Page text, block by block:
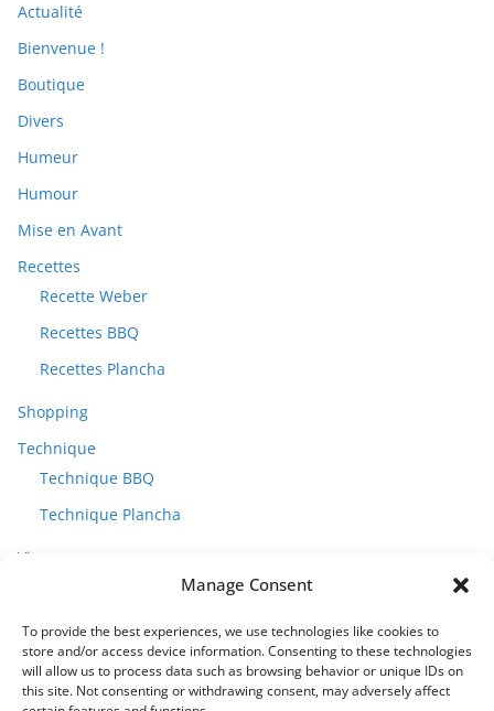
Manage Consent
To provide the best experiences, we use technologies like cookies to
store and/or access device information. Consenting to these technologies
will allow us to process data such as browsing behavior or unique IDs on
this site. Not consenting or withdrawing consent, may adversely affect
Actualité
Bienvenue !
Boutique
Divers
Humeur
Humour
Mise en Avant
Recettes
Recette Weber
Recettes BBQ
Recettes Plancha
Shopping
Technique
Technique BBQ
Technique Plancha
Vins